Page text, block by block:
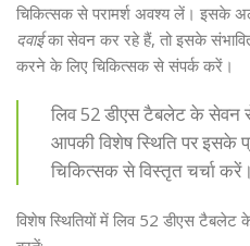
चिकित्सक से परामर्श अवश्य लें। इसके
दवाईका सेवन कर रहे हैं, तो इसके संभावित
करने के लिए चिकित्सक से संपर्क करें।
लिव 52 डीएस टैबलेट के सेवन
आपकी विशेष स्थिति पर इसके
चिकित्सक से विस्तृत चर्चा करें।
विशेष स्थितियों में लिव 52 डीएस टैबलेट